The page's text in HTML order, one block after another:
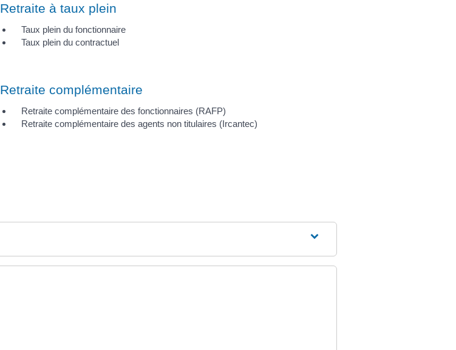
Retraite à taux plein
Taux plein du fonctionnaire
Taux plein du contractuel
Retraite complémentaire
Retraite complémentaire des fonctionnaires (RAFP)
Retraite complémentaire des agents non titulaires (Ircantec)